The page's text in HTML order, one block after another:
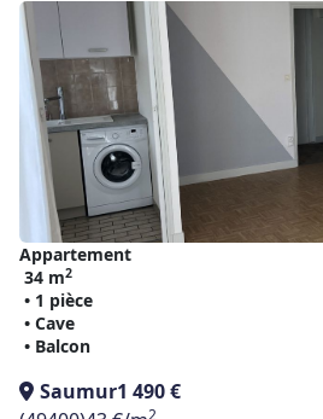
Appartement
34 m2
• 1 pièce
• Cave
• Balcon
Saumur1 490 €
2